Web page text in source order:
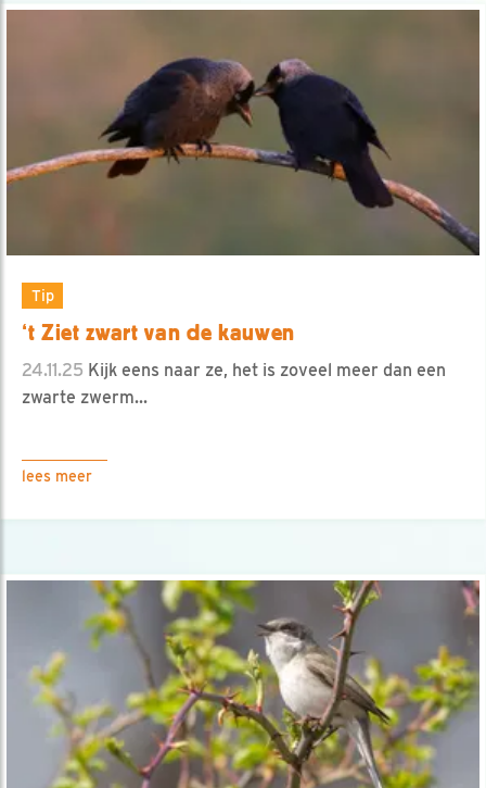
Tip
‘t Ziet zwart van de kauwen
24.11.25 Kijk eens naar ze, het is zoveel meer dan een
zwarte zwerm...
lees meer